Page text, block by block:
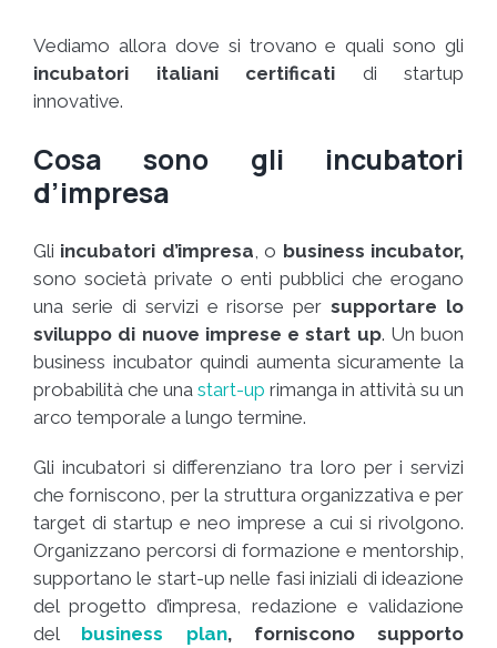
Vediamo allora dove si trovano e quali sono gli
incubatori italiani certificati di startup
innovative.
Cosa sono gli incubatori
d’impresa
Gli incubatori d’impresa , o business incubator,
sono società private o enti pubblici che erogano
una serie di servizi e risorse persupportare lo
sviluppo di nuove imprese e start up. Un buon
business incubator quindi aumenta sicuramente la
probabilità che una start-up rimanga in attività su un
arco temporale a lungo termine.
Gli incubatori si differenziano tra loro per i servizi
che forniscono, per la struttura organizzativa e per
target di startup e neo imprese a cui si rivolgono.
Organizzano percorsi di formazione e mentorship,
supportano le start-up nelle fasi iniziali di ideazione
del progetto d’impresa, redazione e validazione
del
business plan, forniscono supporto